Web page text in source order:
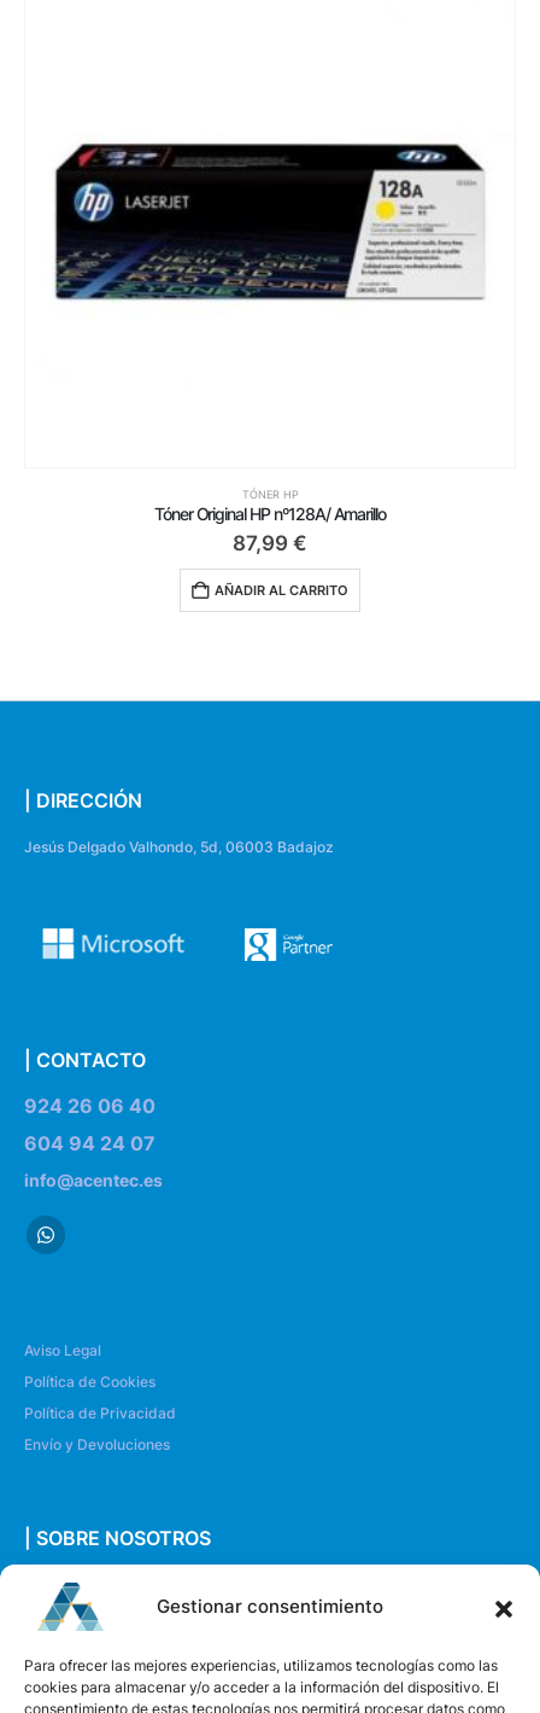
Gestionar consentimiento
Para ofrecer las mejores experiencias, utilizamos tecnologías como las
cookies para almacenar y/o acceder a la información del dispositivo. El
consentimiento de estas tecnologías nos permitirá procesar datos como
TÓNER HP
Tóner Original HP nº128A/ Amarillo
87,99 €
AÑADIR AL CARRITO
| DIRECCIÓN
Jesús Delgado Valhondo, 5d, 06003 Badajoz
| CONTACTO
924 26 06 40
604 94 24 07
info@acentec.es
Aviso Legal
Política de Cookies
Política de Privacidad
Envío y Devoluciones
| SOBRE NOSOTROS
Quiénes somos
Envíanos un mensaje